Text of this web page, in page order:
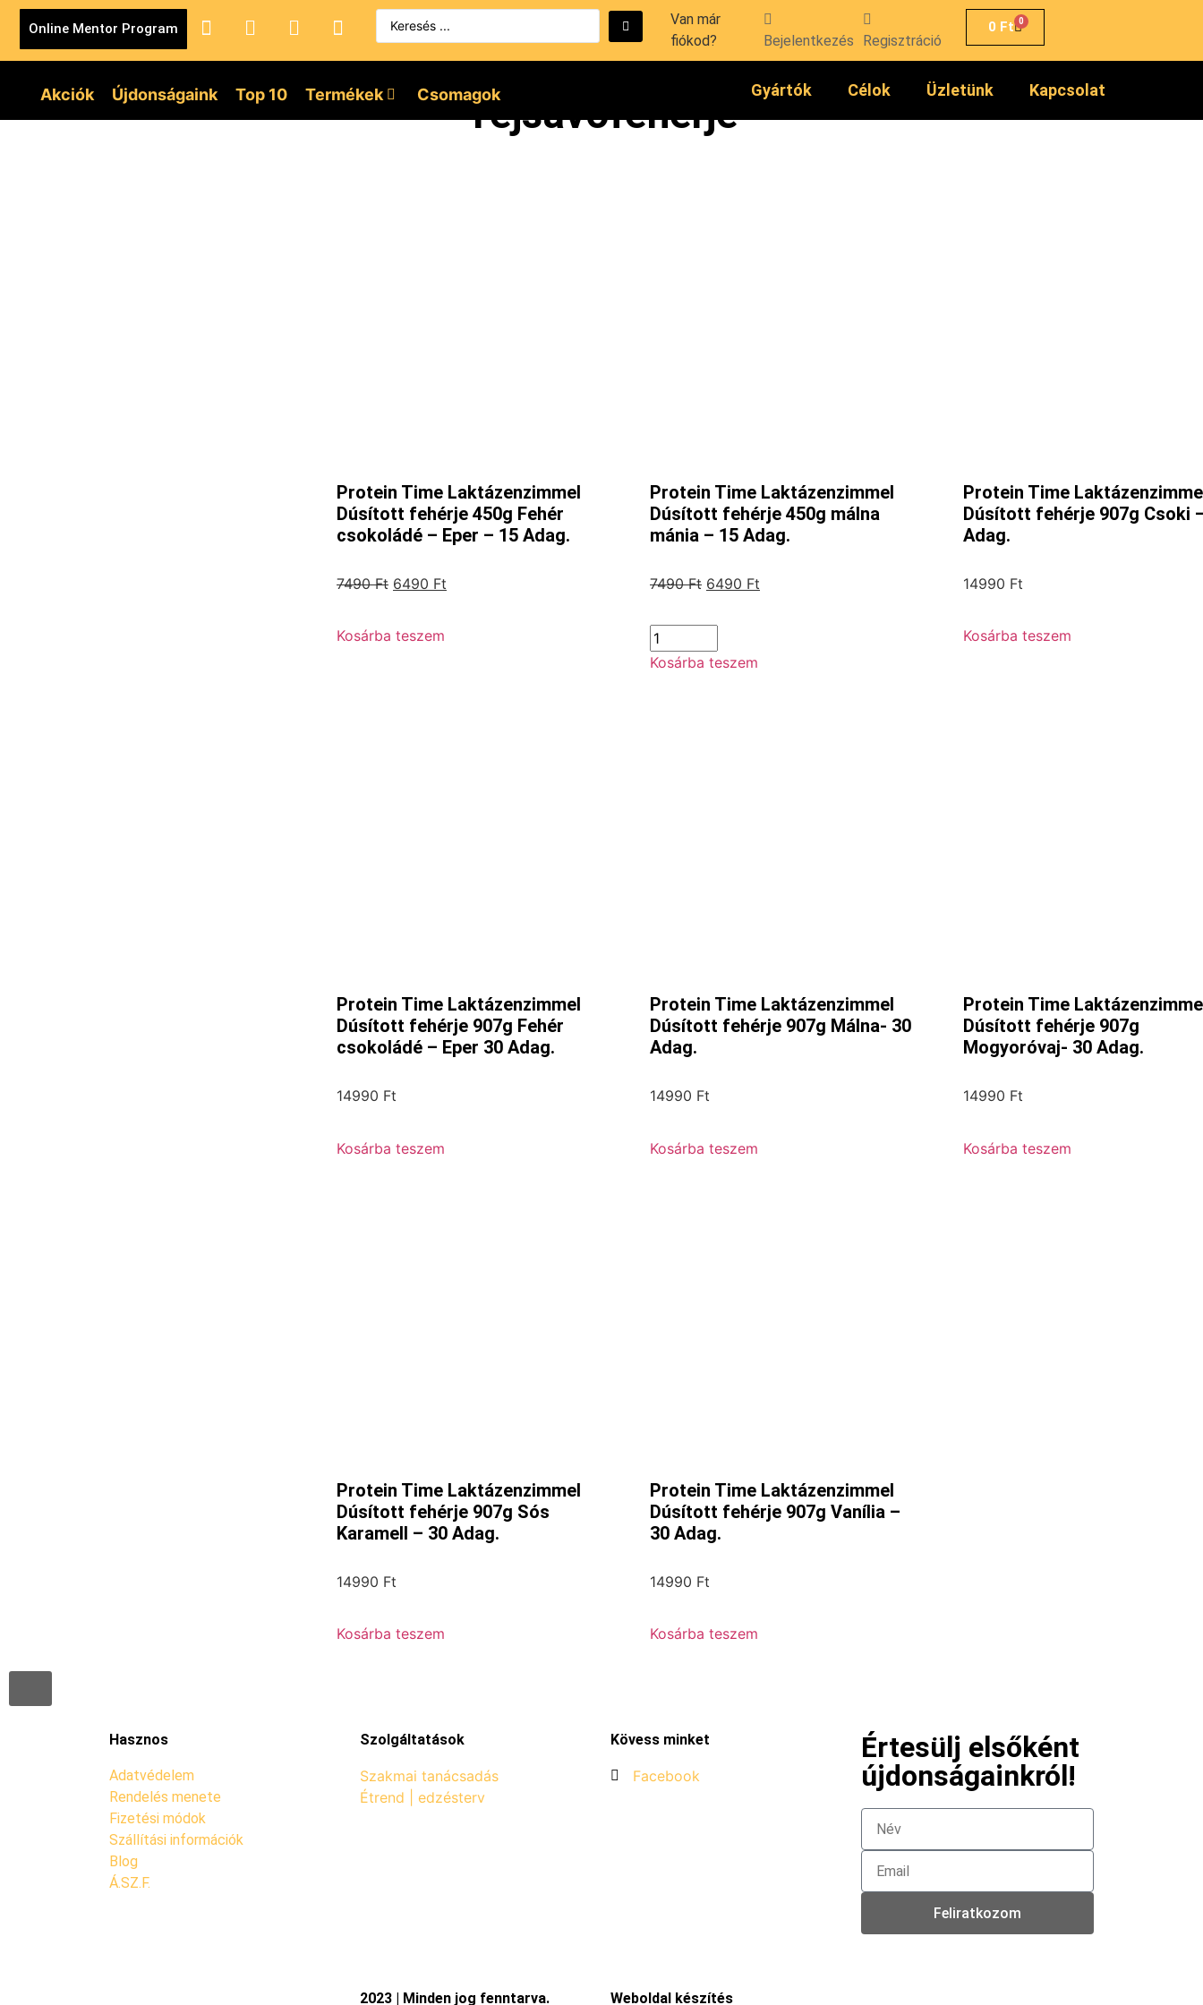
Online Mentor Program
Van már
fiókod?
Bejelentkezés Regisztráció
0 Ft 0
Akciók Újdonságaink Top 10 Termékek Csomagok Gyártók Célok Üzletünk Kapcsolat
Tejsavófehérje
Protein Time Laktázenzimmel
Dúsított fehérje 450g Fehér
csokoládé – Eper – 15 Adag.
7490Ft 6490 Ft
Kosárba teszem
Protein Time Laktázenzimmel
Dúsított fehérje 450g málna
mánia – 15 Adag.
7490Ft 6490 Ft
Kosárba teszem
Protein Time
Dúsított fehérje 907g Csoki
Adag.
14990 Ft
Kosárba teszem
Protein Time Laktázenzimmel
Dúsított fehérje 907g Fehér
csokoládé – Eper 30 Adag.
14990 Ft
Kosárba teszem
Protein Time Laktázenzimmel
Dúsított fehérje 907g Málna- 30
Adag.
14990 Ft
Kosárba teszem
Protein Time
Dúsított fehérje 907g
Mogyoróvaj- 30 Adag.
14990 Ft
Kosárba teszem
Protein Time Laktázenzimmel
Dúsított fehérje 907g Sós
Karamell – 30 Adag.
14990 Ft
Kosárba teszem
Protein Time Laktázenzimmel
Dúsított fehérje 907g Vanília –
30 Adag.
14990 Ft
Kosárba teszem
Hasznos
Adatvédelem
Rendelés menete
Fizetési módok
Szállítási információk
Blog
Á.SZ.F.
Szolgáltatások
Szakmai tanácsadás
Étrend | edzésterv
Kövess minket
Facebook
Értesülj elsőként
újdonságainkról!
Feliratkozom
2023 | Minden jog fenntarva. Weboldal készítés